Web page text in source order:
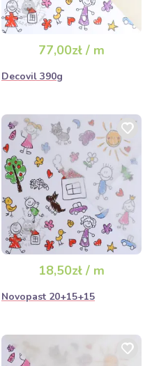
77,00zł / m
Decovil 390g
18,50zł / m
Novopast 20+15+15